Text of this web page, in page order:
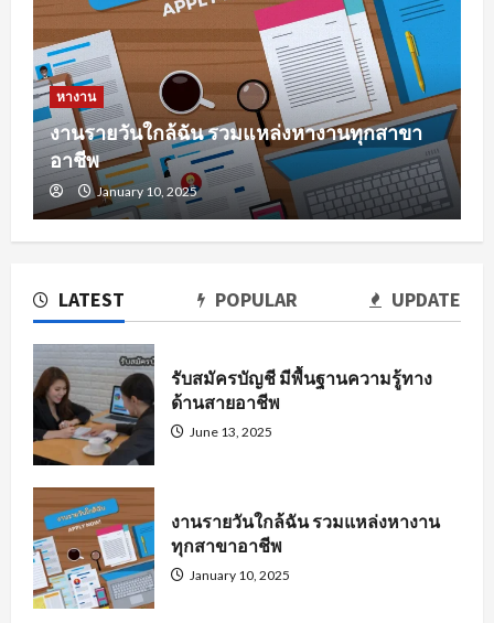
LATEST POPULAR UPDATE
รับสมัครบัญชี มีพื้นฐานความรู้ทาง
ด้านสายอาชีพ
June 13, 2025
งานรายวันใกล้ฉัน รวมแหล่งหางาน
ทุกสาขาอาชีพ
January 10, 2025
หางาน
งานรายวันใกล้ฉัน รวมแหล่งหางานทุกสาขา
อาชีพ
January 10, 2025